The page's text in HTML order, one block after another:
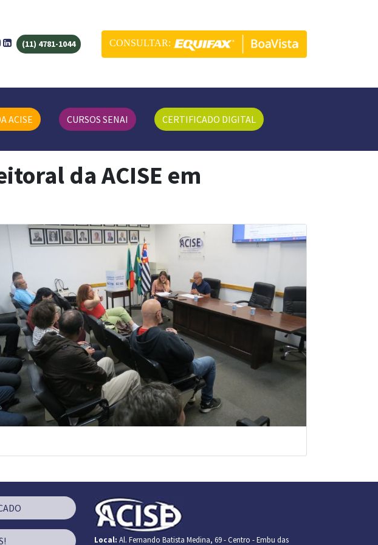
(11) 4781-1044 CONSULTAR:
ACISE CURSOS SENAI CERTIFICADO DIGITAL
da ACISE em
Local: Al. Fernando Batista Medina, 69 - Centro - Embu das